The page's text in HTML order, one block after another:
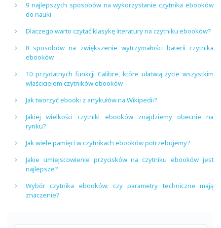
9 najlepszych sposobów na wykorzystanie czytnika ebooków
do nauki
Dlaczego warto czytać klasykę literatury na czytniku ebooków?
8 sposobów na zwiększenie wytrzymałości baterii czytnika
ebooków
10 przydatnych funkcji Calibre, które ułatwią życie wszystkim
właścicielom czytników ebooków
Jak tworzyć ebooki z artykułów na Wikipedii?
Jakiej wielkości czytniki ebooków znajdziemy obecnie na
rynku?
Jak wiele pamięci w czytnikach ebooków potrzebujemy?
Jakie umiejscowienie przycisków na czytniku ebooków jest
najlepsze?
Wybór czytnika ebooków: czy parametry techniczne mają
znaczenie?